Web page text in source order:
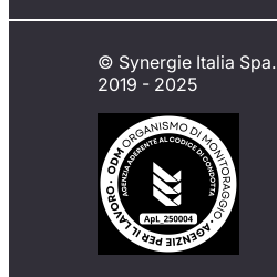
© Synergie Italia Spa.
2019 - 2025